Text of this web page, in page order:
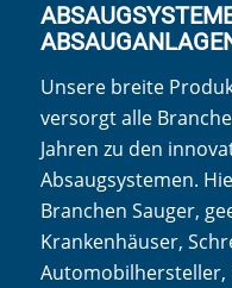
Unsere breite
versorgt alle
Jahren zu den
Absaugsystemen.
Branchen Sauger,
Krankenhäuser,
Automobilhersteller,